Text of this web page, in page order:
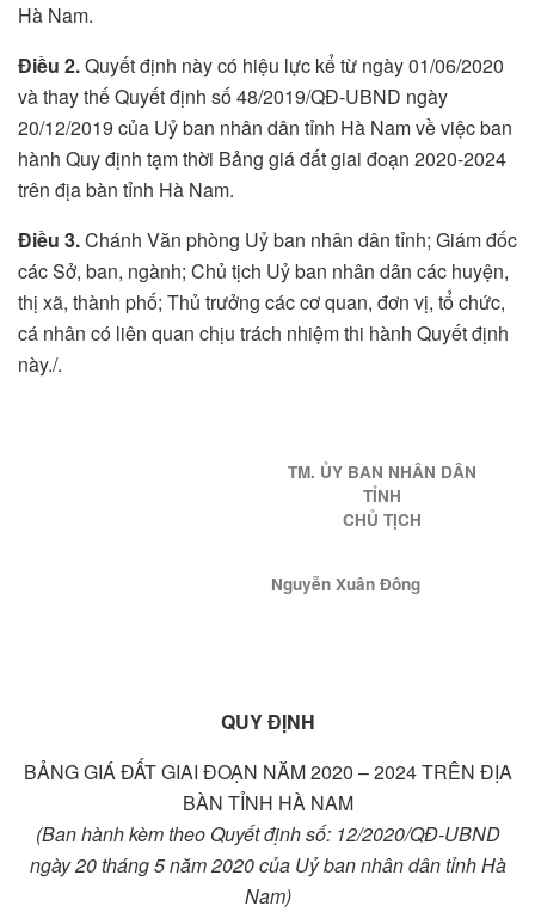
Hà Nam.
Điều 2.Quyết định này có hiệu lực kể từ ngày 01/06/2020
và thay thế Quyết định số 48/2019/QĐ-UBND ngày
20/12/2019 của Uỷ ban nhân dân tỉnh Hà Nam về việc ban
hành Quy định tạm thời Bảng giá đất giai đoạn 2020-2024
trên địa bàn tỉnh Hà Nam.
Điều 3.Chánh Văn phòng Uỷ ban nhân dân tỉnh; Giám đốc
các Sở, ban, ngành; Chủ tịch Uỷ ban nhân dân các huyện,
thị xã, thành phố; Thủ trưởng các cơ quan, đơn vị, tổ chức,
cá nhân có liên quan chịu trách nhiệm thi hành Quyết định
này./.
TM. ỦY BAN NHÂN DÂN
TỈNH
CHỦ TỊCH
Nguyễn Xuân Đông
QUY ĐỊNH
BẢNG GIÁ ĐẤT GIAI ĐOẠN NĂM 2020 – 2024 TRÊN ĐỊA
BÀN TỈNH HÀ NAM
(Ban hành kèm theo Quyết định số: 12/2020/QĐ-UBND
ngày 20 tháng 5 năm 2020 của Uỷ ban nhân dân tỉnh Hà
Nam)